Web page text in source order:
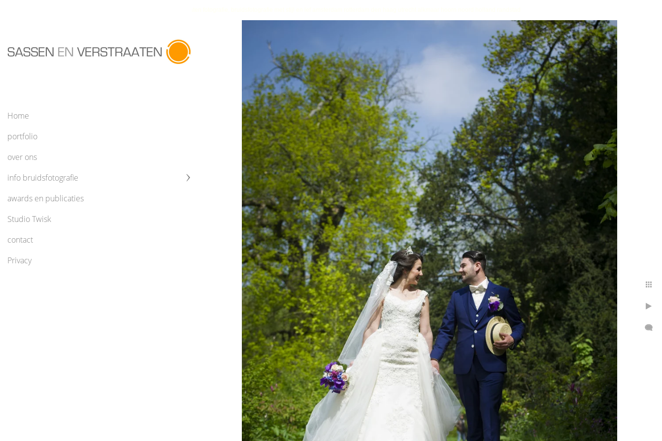
Home
portfolio
over ons
info bruidsfotografie
awards en publicaties
Studio Twisk
contact
Privacy